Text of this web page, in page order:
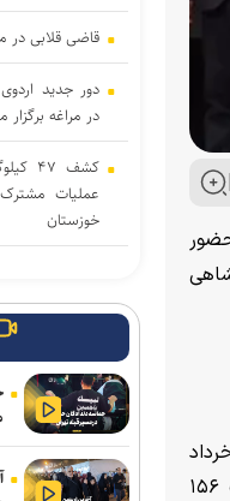
کشور با حضور
دانشگاه آزاد اسلامی قزوین، این مسابقات با حضور ۵۲۵ نوجوان از ۳۰ استان کشور از تاریخ ۲۵ خرداد
به مدت ۷ روز در این دانشگاه پیگیری شد و در پایان با معرفی برترین‌ها به اتمام رسید. در این دوره از مسابقات ۱۵۶
قاضی قلابی در
دور جدید
در مراغه
کشف
عملیات
خوزستان
استان سمنا
مسابقات
گردن آویخت
مهار آتش‌سوزی
تلاش نیروهای